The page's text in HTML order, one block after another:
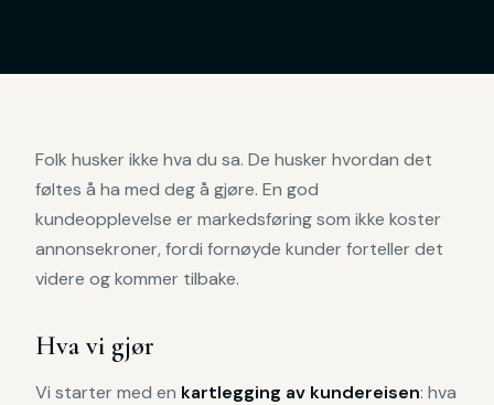
Folk husker ikke hva du sa. De husker hvordan det
føltes å ha med deg å gjøre. En god
kundeopplevelse er markedsføring som ikke koster
annonsekroner, fordi fornøyde kunder forteller det
videre og kommer tilbake.
Hva vi gjør
Vi starter med en kartlegging av kundereisen: hva